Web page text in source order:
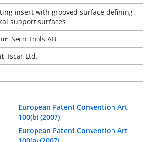
insert with grooved surface defining
support surfaces
Seco Tools AB
Iscar Ltd.
European Patent Convention Art
100(b) (2007)
European Patent Convention Art